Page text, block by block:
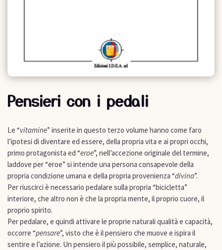
Pensieri con i pedali
Le “vitamine” inserite in questo terzo volume hanno come faro
l’ipotesi di diventare ed essere, della propria vita e ai propri occhi,
primo protagonista ed “eroe”, nell’accezione originale del termine,
laddove per “eroe” si intende una persona consapevole della
propria condizione umana e della propria provenienza “divina”.
Per riuscirci è necessario pedalare sulla propria “bicicletta”
interiore, che altro non è che la propria mente, il proprio cuore, il
proprio spirito.
Per pedalare, e quindi attivare le proprie naturali qualità e capacità,
occorre “pensare”, visto che è il pensiero che muove e ispira il
sentire e l’azione. Un pensiero il più possibile, semplice, naturale,